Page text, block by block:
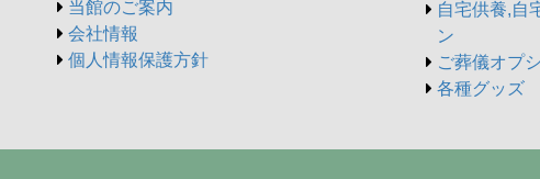
当館のご案内
会社情報
個人情報保護方針
自宅供養,自
ン
ご葬儀オプ
各種グッズ